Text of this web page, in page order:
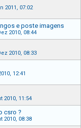
2011, 07:02
e poste imagens
2010, 08:44
2010, 08:33
12:41
2010, 11:54
csro ?
2010, 08:38